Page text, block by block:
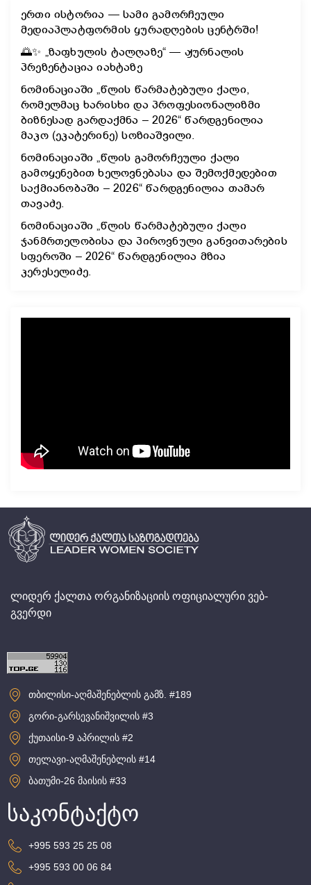
ერთი ისტორია — სამი გამორჩეული
მედიაპლატფორმის ყურადღების ცენტრში!
🌅✨ „ზაფხულის ტალღაზე“ — ჟურნალის
პრეზენტაცია იახტაზე
ნომინაციაში „წლის წარმატებული ქალი,
რომელმაც ხარისხი და პროფესიონალიზმი
ბიზნესად გარდაქმნა – 2026“ წარდგენილია
მაკო (ეკატერინე) სოზიაშვილი.
ნომინაციაში „წლის გამორჩეული ქალი
გამოყენებით ხელოვნებასა და შემოქმედებით
საქმიანობაში – 2026“ წარდგენილია თამარ
თავაძე.
ნომინაციაში „წლის წარმატებული ქალი
ჯანმრთელობისა და პიროვნული განვითარების
სფეროში – 2026“ წარდგენილია მზია
კერესელიძე.
ლიდერ ქალთა ორგანიზაციის ოფიციალური ვებ-
გვერდი
თბილისი-აღმაშენებლის გამზ. #189
გორი-გარსევანიშვილის #3
ქუთაისი-9 აპრილის #2
თელავი-აღმაშენებლის #14
ბათუმი-26 მაისის #33
საკონტაქტო
+995 593 25 25 08
+995 593 00 06 84